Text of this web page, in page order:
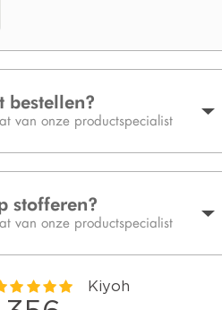
bestellen?
van onze productspecialist
stofferen?
van onze productspecialist